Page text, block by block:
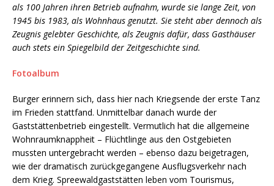
als 100 Jahren ihren Betrieb aufnahm, wurde sie lange Zeit, von
1945 bis 1983, als Wohnhaus genutzt. Sie steht aber dennoch als
Zeugnis gelebter Geschichte, als Zeugnis dafür, dass Gasthäuser
auch stets ein Spiegelbild der Zeitgeschichte sind.
Fotoalbum
Burger erinnern sich, dass hier nach Kriegsende der erste Tanz
im Frieden stattfand. Unmittelbar danach wurde der
Gaststättenbetrieb eingestellt. Vermutlich hat die allgemeine
Wohnraumknappheit – Flüchtlinge aus den Ostgebieten
mussten untergebracht werden – ebenso dazu beigetragen,
wie der dramatisch zurückgegangene Ausflugsverkehr nach
dem Krieg. Spreewaldgaststätten leben vom Tourismus,